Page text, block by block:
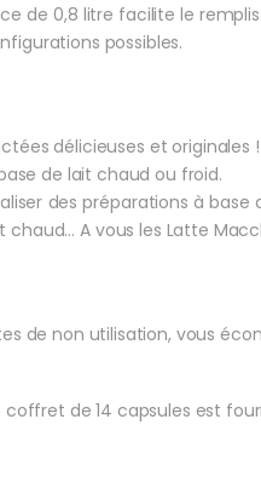
de 0,8 litre facilite le
possibles.
délicieuses et
de lait chaud ou froid.
des préparations à
A vous les Latte
de non utilisation, vous
de 14 capsules est